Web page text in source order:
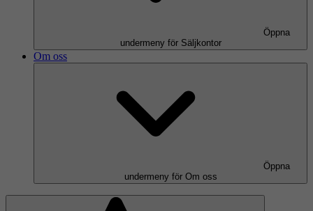
Öppna
undermeny för Säljkontor
Om oss
Öppna
undermeny för Om oss